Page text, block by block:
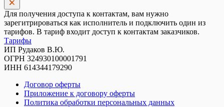
Для получения доступа к контактам, вам нужно
зарегитрироваться как исполнитель и подключить один из
тарифов. В тариф входит доступ к контактам заказчиков.
Тарифы
ИП Рудаков В.Ю.
ОГРН 324930100001791
ИНН 614344179290
Договор оферты
Приложение к договору оферты
Политика обработки персональных данных